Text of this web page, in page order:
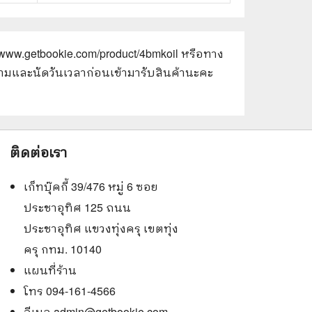
product/4bmkoil หรือทาง
มและนัดวันเวลาก่อนเข้ามารับสินค้านะคะ
ติดต่อเรา
เก็ทบุ๊คกี้ 39/476 หมู่ 6 ซอย
ประชาอุทิศ 125 ถนน
ประชาอุทิศ แขวงทุ่งครุ เขตทุ่ง
ครุ กทม. 10140
แผนที่ร้าน
โทร 094-161-4566